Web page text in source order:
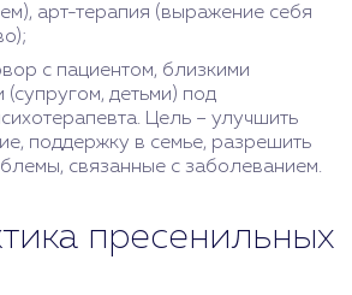
арт-терапия (выражение себя
с пациентом, близкими
(супругом, детьми) под
Цель – улучшить
поддержку в семье, разрешить
связанные с заболеванием.
пресенильных